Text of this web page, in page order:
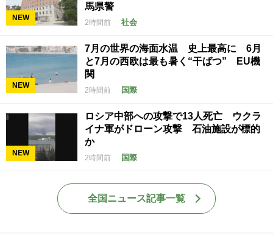
NEW
馬県警
2時間前 社会
NEW
7月の世界の海面水温 史上最高に 6月
と7月の西欧は最も暑く“干ばつ” EU機
関
2時間前 国際
NEW
ロシア中部への攻撃で13人死亡 ウクラ
イナ軍がドローン攻撃 石油施設が標的
か
2時間前 国際
全国ニュース記事一覧